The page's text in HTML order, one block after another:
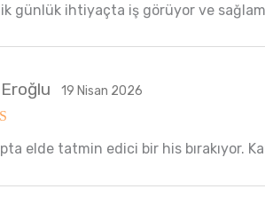
günlük ihtiyaçta iş görüyor ve
19 Nisan 2026
elde tatmin edici bir his bırakıyor.